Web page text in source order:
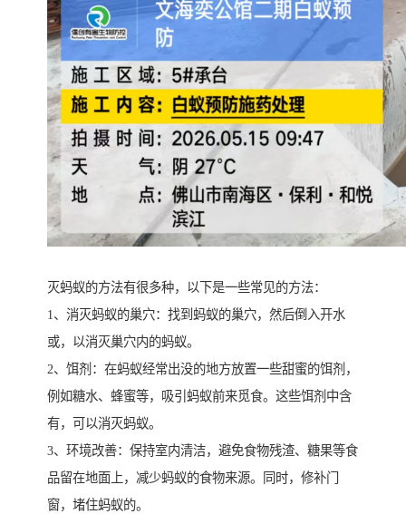
灭蚂蚁的方法有很多种，以下是一些常见的方法：
1、消灭蚂蚁的巢穴：找到蚂蚁的巢穴，然后倒入开水
或，以消灭巢穴内的蚂蚁。
2、饵剂：在蚂蚁经常出没的地方放置一些甜蜜的饵剂，
例如糖水、蜂蜜等，吸引蚂蚁前来觅食。这些饵剂中含
有，可以消灭蚂蚁。
3、环境改善：保持室内清洁，避免食物残渣、糖果等食
品留在地面上，减少蚂蚁的食物来源。同时，修补门
窗，堵住蚂蚁的。